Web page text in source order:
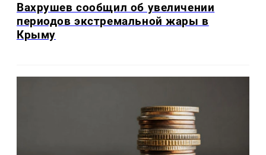
Вахрушев сообщил об увеличении
периодов экстремальной жары в
Крыму